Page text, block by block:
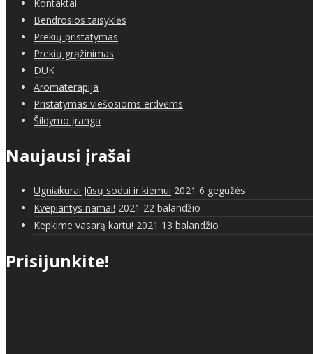
Kontaktai
Bendrosios taisyklės
Prekių pristatymas
Prekių grąžinimas
DUK
Aromaterapija
Pristatymas viešosioms erdvėms
Šildymo įranga
Naujausi įrašai
Ugniakurai Jūsų sodui ir kiemui 2021 6 gegužės
Kvepiantys namai! 2021 22 balandžio
Kepkime vasarą kartu! 2021 13 balandžio
Prisijunkite!